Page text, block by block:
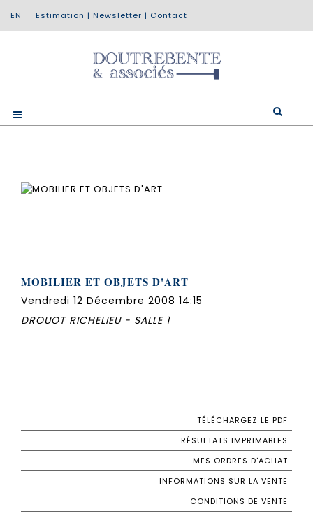
Estimation | Newsletter | Contact
MOBILIER ET OBJETS D'ART
Vendredi 12 Décembre 2008 14:15
DROUOT RICHELIEU - SALLE 1
TÉLÉCHARGEZ LE PDF
RÉSULTATS IMPRIMABLES
MES ORDRES D'ACHAT
INFORMATIONS SUR LA VENTE
CONDITIONS DE VENTE